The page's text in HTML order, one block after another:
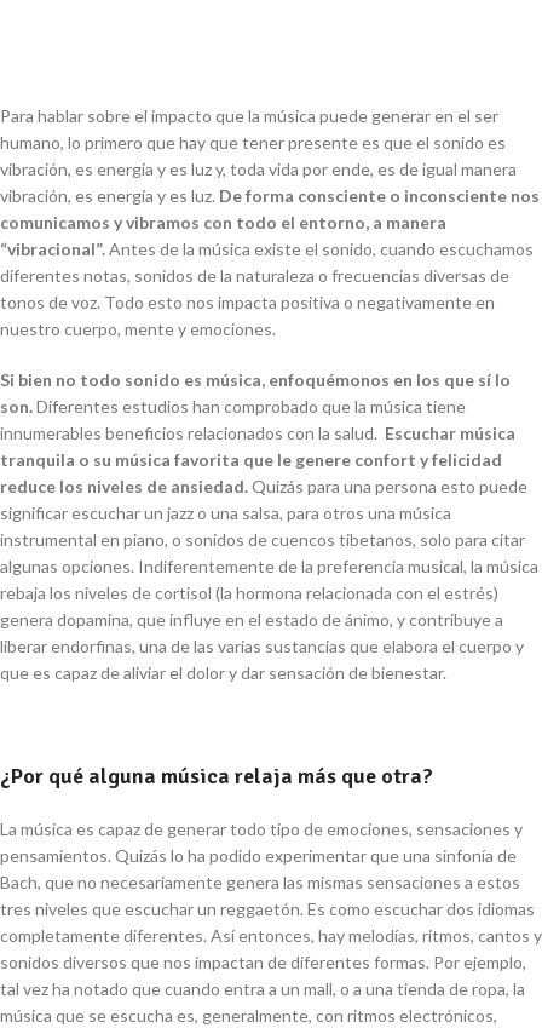
Para hablar sobre el impacto que la música puede generar en el ser
humano, lo primero que hay que tener presente es que el sonido es
vibración, es energía y es luz y, toda vida por ende, es de igual manera
vibración, es energía y es luz. De forma consciente o inconsciente nos
comunicamos y vibramos con todo el entorno, a manera
“vibracional”.Antes de la música existe el sonido, cuando escuchamos
diferentes notas, sonidos de la naturaleza o frecuencias diversas de
tonos de voz. Todo esto nos impacta positiva o negativamente en
nuestro cuerpo, mente y emociones.
Si bien no todo sonido es música, enfoquémonos en los que sí lo
son.Diferentes estudios han comprobado que la música tiene
innumerables beneficios relacionados con la salud. Escuchar música
tranquila o su música favorita que le genere confort y felicidad
reduce los niveles de ansiedad.Quizás para una persona esto puede
significar escuchar un jazz o una salsa, para otros una música
instrumental en piano, o sonidos de cuencos tibetanos, solo para citar
algunas opciones. Indiferentemente de la preferencia musical, la música
rebaja los niveles de cortisol (la hormona relacionada con el estrés)
genera dopamina, que influye en el estado de ánimo, ycontribuye a
liberarendorfinas, una de las varias sustancias que elabora el cuerpo y
que es capaz de aliviar el dolor y dar sensación de bienestar.
¿Por qué alguna música relaja más que otra?
La música es capaz de generar todo tipo de emociones, sensaciones y
pensamientos. Quizás lo ha podido experimentar que una sinfonía de
Bach, que no necesariamente genera las mismas sensaciones a estos
tres niveles que escuchar un reggaetón. Es como escuchar dos idiomas
completamente diferentes. Así entonces, hay melodías, ritmos, cantos y
sonidos diversos que nos impactan de diferentes formas. Por ejemplo,
tal vez ha notado que cuando entra a un mall, o a una tienda de ropa, la
música que se escucha es, generalmente, con ritmos electrónicos,